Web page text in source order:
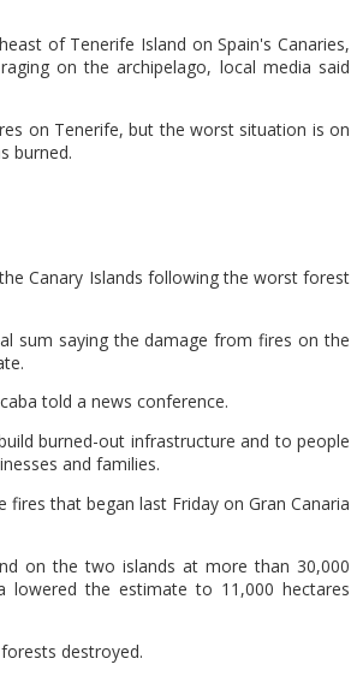
of Tenerife Island on Spain's Canaries,
on the archipelago, local media said
on Tenerife, but the worst situation is on
burned.
Canary Islands following the worst forest
sum saying the damage from fires on the
told a news conference.
burned-out infrastructure and to people
and families.
that began last Friday on Gran Canaria
on the two islands at more than 30,000
lowered the estimate to 11,000 hectares
destroyed.